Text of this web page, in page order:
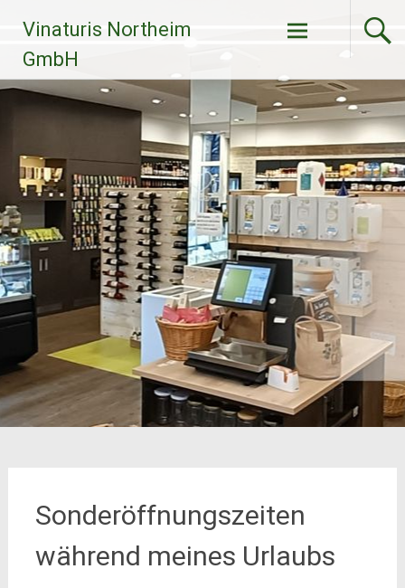
Inhalt
springen
Vinaturis Northeim
GmbH
Sonderöffnungszeiten
während meines Urlaubs